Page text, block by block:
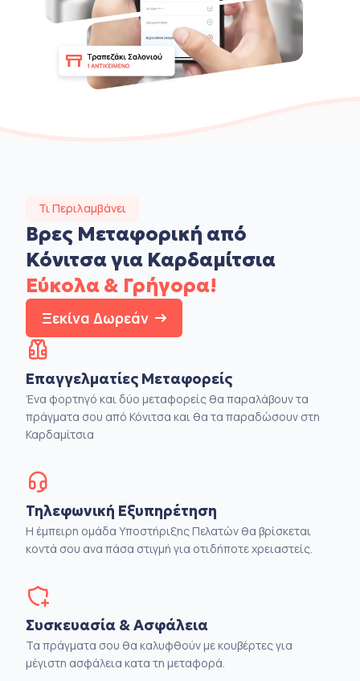
Τι Περιλαμβάνει
Βρες Μεταφορική από
Κόνιτσα για Καρδαμίτσια
Εύκολα & Γρήγορα!
Ξεκίνα Δωρεάν
Επαγγελματίες Μεταφορείς
Ένα φορτηγό και δύο μεταφορείς θα παραλάβουν τα
πράγματα σου από Κόνιτσα και θα τα παραδώσουν στη
Καρδαμίτσια
Τηλεφωνική Εξυπηρέτηση
Η έμπειρη ομάδα Υποστήριξης Πελατών θα βρίσκεται
κοντά σου ανα πάσα στιγμή για οτιδήποτε χρειαστείς.
Συσκευασία & Ασφάλεια
Τα πράγματα σου θα καλυφθούν με κουβέρτες για
μέγιστη ασφάλεια κατα τη μεταφορά.